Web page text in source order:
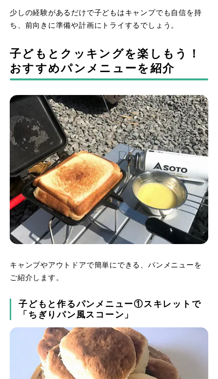
少しの経験があるだけで子どもはキャンプでも自信を持
ち、前向きに準備や計画にトライするでしょう。
子どもとクッキングを楽しもう！
おすすめパンメニューを紹介
キャンプやアウトドアで簡単にできる、パンメニューを
ご紹介します。
子どもと作るパンメニュー①スキレットで
「ちぎりパン風スコーン」